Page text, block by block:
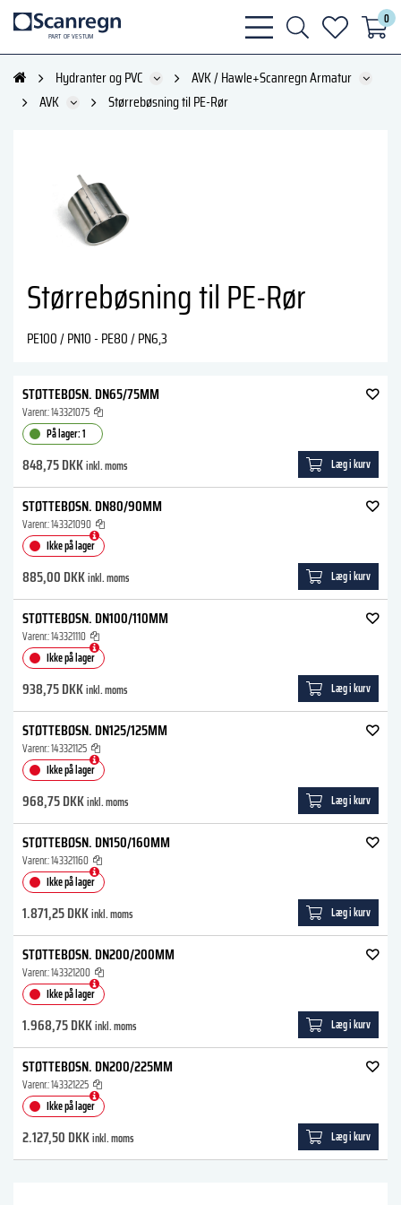
PART OF VESTUM
bars
light
search
light
heart
light
0
Hydranter og PVC
AVK / Hawle+Scanregn Armatur
AVK
Størrebøsning til PE-Rør
Størrebøsning til PE-Rør
PE100 / PN10 - PE80 / PN6,3
STØTTEBØSN. DN65/75MM
Varenr.:143321075
På lager: 1
848,75 DKKinkl. moms Læg i kurv
STØTTEBØSN. DN80/90MM
Varenr.:143321090
Ikke på lager
885,00 DKKinkl. moms Læg i kurv
STØTTEBØSN. DN100/110MM
Varenr.:143321110
Ikke på lager
938,75 DKKinkl. moms Læg i kurv
STØTTEBØSN. DN125/125MM
Varenr.:143321125
Ikke på lager
968,75 DKKinkl. moms Læg i kurv
STØTTEBØSN. DN150/160MM
Varenr.:143321160
Ikke på lager
1.871,25 DKKinkl. moms Læg i kurv
STØTTEBØSN. DN200/200MM
Varenr.:143321200
Ikke på lager
1.968,75 DKKinkl. moms Læg i kurv
STØTTEBØSN. DN200/225MM
Varenr.:143321225
Ikke på lager
2.127,50 DKKinkl. moms Læg i kurv